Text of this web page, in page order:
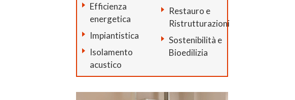
Efficienza
energetica
Impiantistica
Isolamento
acustico
Restauro e
Ristrutturazioni
Sostenibilità e
Bioedilizia